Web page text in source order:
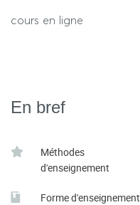
cours en ligne
En bref
Méthodes
d'enseignement
Forme d'enseignement